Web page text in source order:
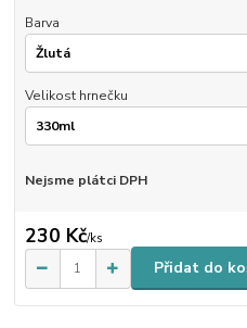
Barva
Velikost hrnečku
Nejsme plátci DPH
230 Kč/ks
Přidat do